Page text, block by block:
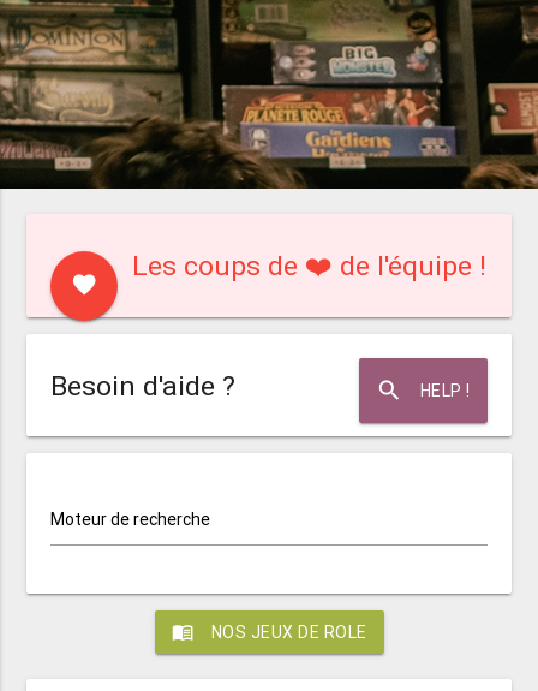
favorite
Les coups de ❤️ de l'équipe !
search HELP !
Besoin d'aide ?
Moteur de recherche
menu_book NOS JEUX DE ROLE